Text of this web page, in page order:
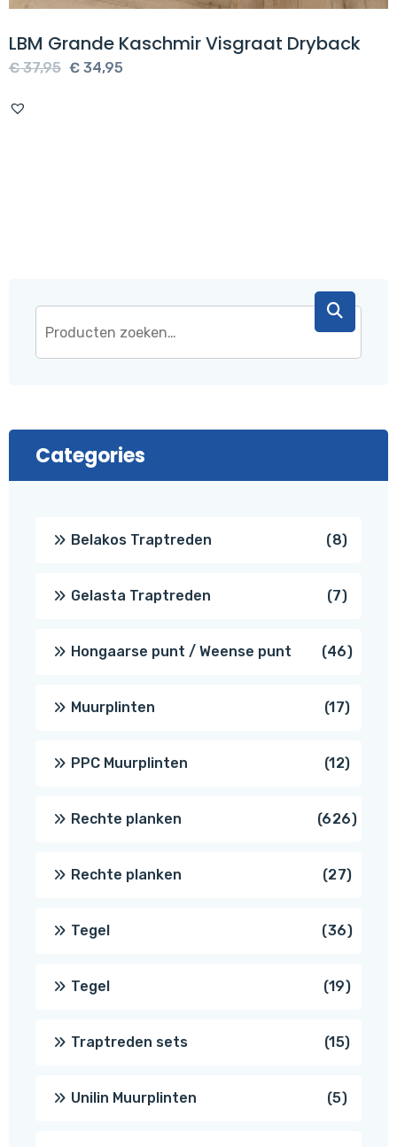
LBM Grande Kaschmir Visgraat Dryback
€37,95 Oorspronkelijke
€ 34,95
Categories
Belakos Traptreden 88
Gelasta Traptreden 77
Hongaarse punt / Weense punt 4646
Muurplinten 1717
PPC Muurplinten 1212
Rechte planken 626626
Rechte planken 2727
Tegel 3636
Tegel 1919
Traptreden sets 1515
Unilin Muurplinten 55